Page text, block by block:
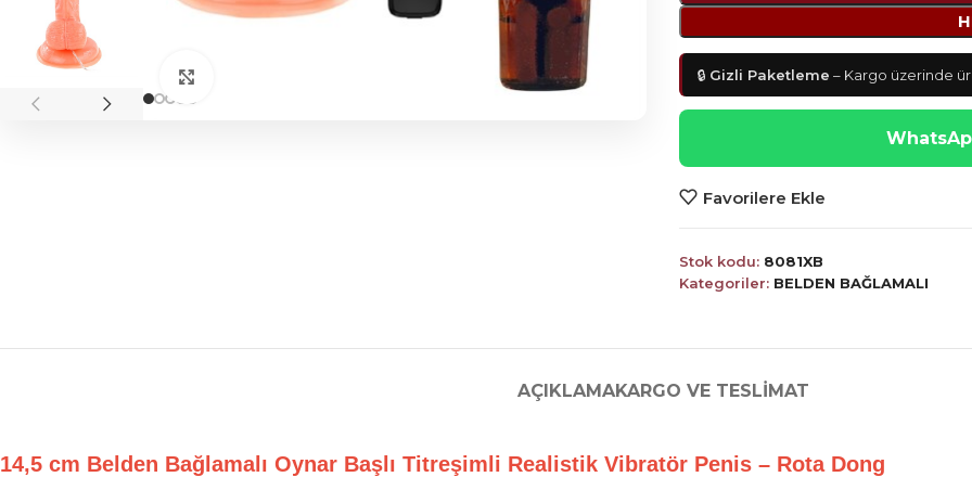
🔒 Gizli Paketleme – Kargo üzerinde
Favorilere Ekle
Stok kodu: 8081XB
Kategoriler: BELDEN BAĞLAMALI
AÇIKLAMAKARGO VE TESLIMAT
14,5 cm Belden Bağlamalı Oynar Başlı Titreşimli Realistik Vibratör Penis – Rota Dong